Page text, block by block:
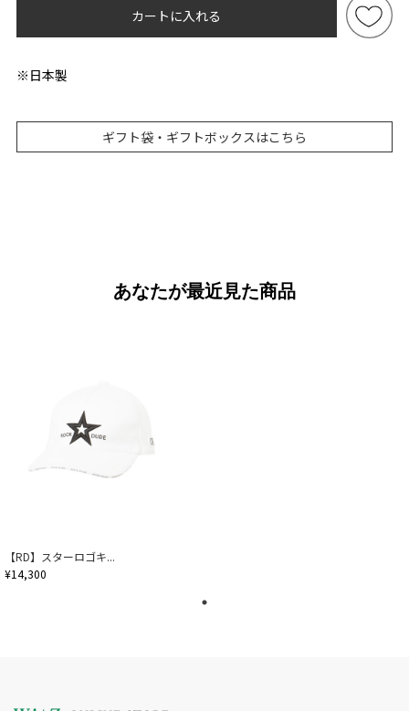
カートに入れる
※日本製
ギフト袋・ギフトボックスはこちら
あなたが最近見た商品
【RD】スターロゴキ...
¥14,300